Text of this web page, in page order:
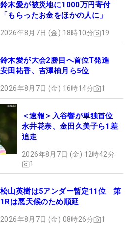
鈴木愛が被災地に1000万円寄付
「もらったお金をほかの人に」
2026年8月7日 (金) 18時10分 19
鈴木愛が大会2勝目へ首位T発進
安田祐香、吉澤柚月ら5位
2026年8月7日 (金) 16時14分 1
＜速報＞入谷響が単独首位
永井花奈、金田久美子ら1差
追走
2026年8月7日 (金) 12時42分
1
松山英樹は5アンダー暫定11位 第
1Rは悪天候のため順延
2026年8月7日 (金) 08時26分 1